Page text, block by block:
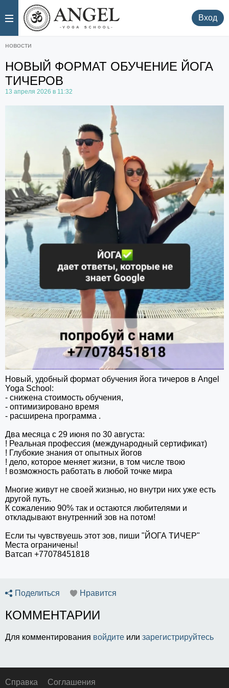
. Вход
новости
НОВЫЙ ФОРМАТ ОБУЧЕНИЕ ЙОГА
ТИЧЕРОВ
13 апреля 2026 в 11:32
Новый, удобный формат обучения йога тичеров в Angel
Yoga School:
- снижена стоимость обучения,
- оптимизировано время
- расширена программа .
Два месяца с 29 июня по 30 августа:
! Реальная профессия (международный сертификат)
! Глубокие знания от опытных йогов
! дело, которое меняет жизни, в том числе твою
! возможность работать в любой точке мира
Многие живут не своей жизнью, но внутри них уже есть
другой путь.
К сожалению 90% так и остаются любителями и
откладывают внутренний зов на потом!
Если ты чувствуешь этот зов, пиши "ЙОГА ТИЧЕР"
Места ограничены!
Ватсап +77078451818
Поделиться Нравится
КОММЕНТАРИИ
Для комментирования войдите или зарегистрируйтесь
Справка Соглашения